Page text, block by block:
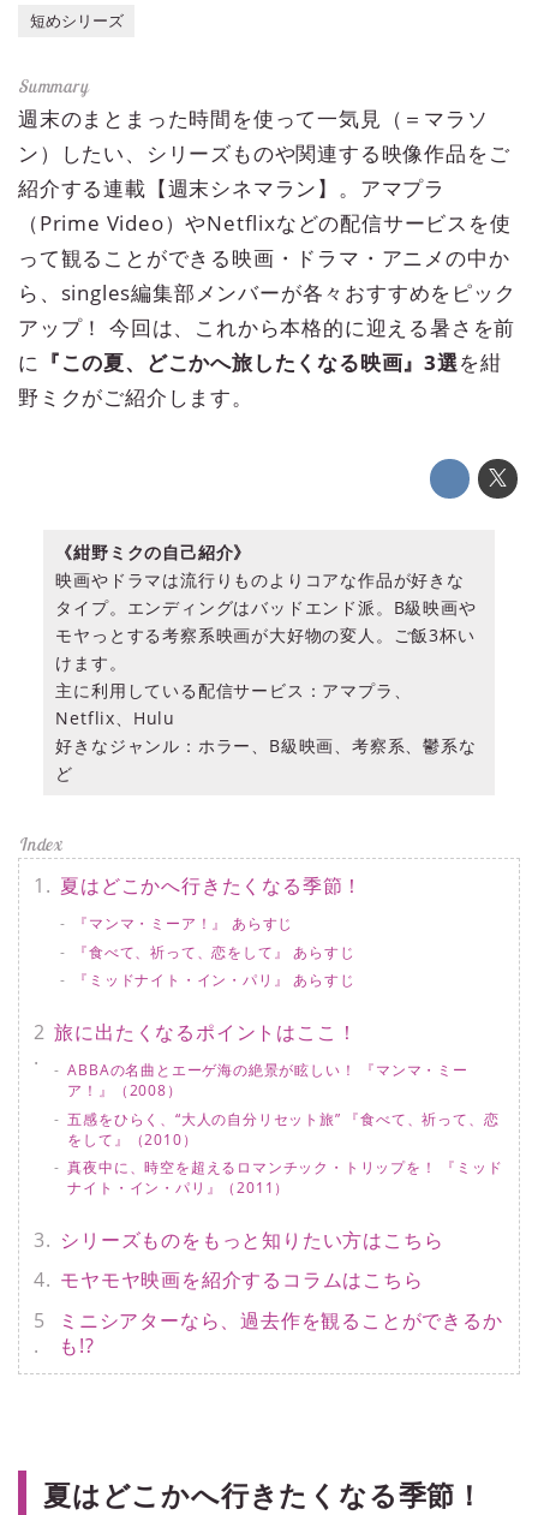
短めシリーズ
週末のまとまった時間を使って一気見（＝マラソ
ン）したい、シリーズものや関連する映像作品をご
紹介する連載【週末シネマラン】。アマプラ
（Prime Video）やNetflixなどの配信サービスを使
って観ることができる映画・ドラマ・アニメの中か
ら、singles編集部メンバーが各々おすすめをピック
アップ！ 今回は、これから本格的に迎える暑さを前
に 『この夏、どこかへ旅したくなる映画』3選を紺
野ミクがご紹介します。
《紺野ミクの自己紹介》
映画やドラマは流行りものよりコアな作品が好きな
タイプ。エンディングはバッドエンド派。B級映画や
モヤっとする考察系映画が大好物の変人。ご飯3杯い
けます。
主に利用している配信サービス：アマプラ、
Netflix、Hulu
好きなジャンル：ホラー、B級映画、考察系、鬱系な
ど
夏はどこかへ行きたくなる季節！
『マンマ・ミーア！』 あらすじ
『食べて、祈って、恋をして』 あらすじ
『ミッドナイト・イン・パリ』 あらすじ
旅に出たくなるポイントはここ！
ABBAの名曲とエーゲ海の絶景が眩しい！ 『マンマ・ミー
ア！』（2008）
五感をひらく、“大人の自分リセット旅” 『食べて、祈って、恋
をして』（2010）
真夜中に、時空を超えるロマンチック・トリップを！ 『ミッド
ナイト・イン・パリ』（2011）
シリーズものをもっと知りたい方はこちら
モヤモヤ映画を紹介するコラムはこちら
ミニシアターなら、過去作を観ることができるか
も!?
夏はどこかへ行きたくなる季節！